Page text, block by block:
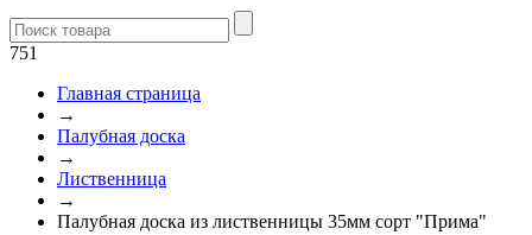
751
Главная страница
→
Палубная доска
→
Лиственница
→
Палубная доска из лиственницы 35мм сорт "Прима"